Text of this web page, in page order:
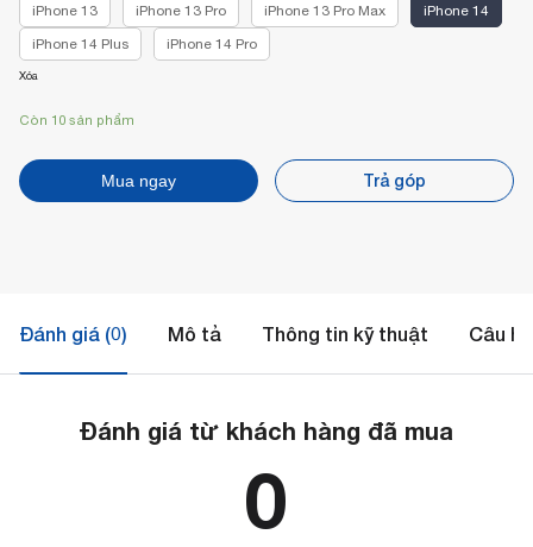
iPhone 13 iPhone 13 Pro iPhone 13 Pro Max
iPhone 14
iPhone 14 Plus
iPhone 14 Pro
Xóa
Còn 10 sản phẩm
Mua ngay Trả góp
Đánh giá (0) Mô tả Thông tin kỹ thuật Câu
Đánh giá từ khách hàng đã mua
0